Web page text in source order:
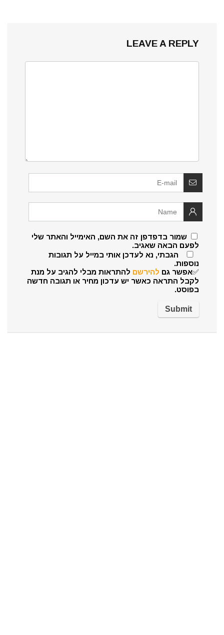
LEAVE A REPLY
שמור בדפדפן זה את השם, האימייל והאתר שלי
לפעם הבאה שאגיב.
הגבתי, נא לעדכן אותי במייל על תגובות
נוספות.
✅אפשר גם להירשם להתראות מבלי להגיב על מנת
לקבל התראה כאשר יש עדכון מחיר או תגובה חדשה
בפוסט.